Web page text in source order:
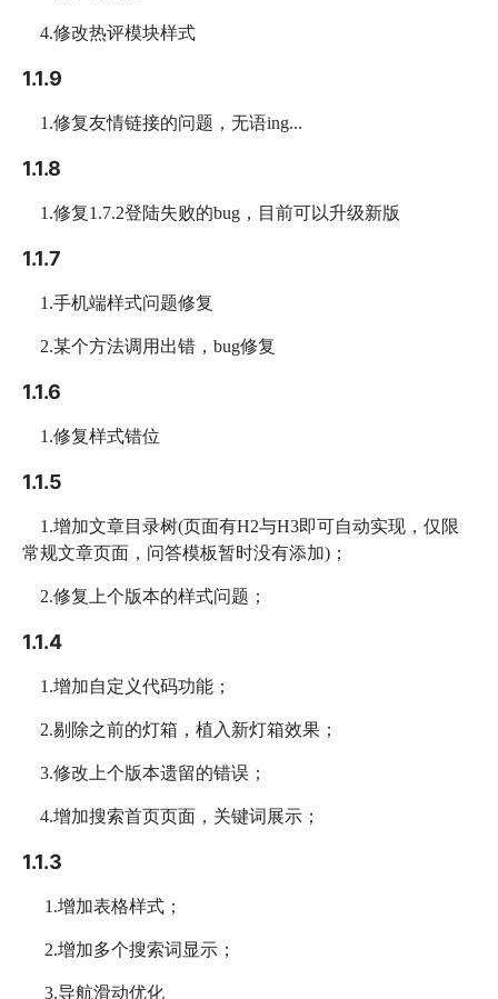
4.修改热评模块样式
1.1.9
1.修复友情链接的问题，无语ing...
1.1.8
1.修复1.7.2登陆失败的bug，目前可以升级新版
1.1.7
1.手机端样式问题修复
2.某个方法调用出错，bug修复
1.1.6
1.修复样式错位
1.1.5
1.增加文章目录树(页面有H2与H3即可自动实现，仅限
常规文章页面，问答模板暂时没有添加)；
2.修复上个版本的样式问题；
1.1.4
1.增加自定义代码功能；
2.剔除之前的灯箱，植入新灯箱效果；
3.修改上个版本遗留的错误；
4.增加搜索首页页面，关键词展示；
1.1.3
1.增加表格样式；
2.增加多个搜索词显示；
3.导航滑动优化